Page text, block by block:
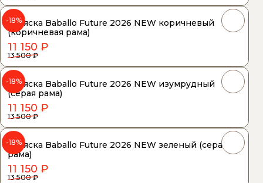
-18%
Коляска Baballo Future 2026 NEW коричневый
(коричневая рама)
11 150 ₽
13 500 ₽
-18%
Коляска Baballo Future 2026 NEW изумрудный
(серая рама)
11 150 ₽
13 500 ₽
-18%
Коляска Baballo Future 2026 NEW зеленый (серая
рама)
11 150 ₽
13 500 ₽